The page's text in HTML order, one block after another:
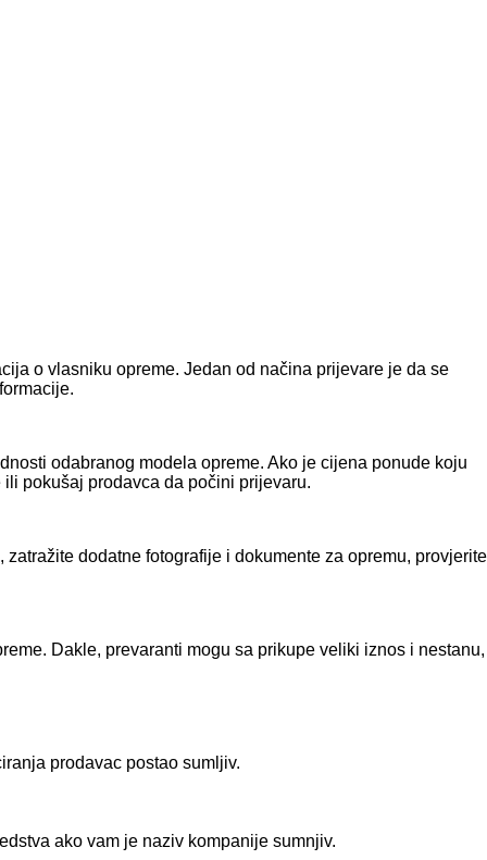
o vlasniku opreme. Jedan od načina prijevare je da se
odabranog modela opreme. Ako je cijena ponude koju
pokušaj prodavca da počini prijevaru.
dodatne fotografije i dokumente za opremu, provjerite
Dakle, prevaranti mogu sa prikupe veliki iznos i nestanu,
prodavac postao sumljiv.
ako vam je naziv kompanije sumnjiv.